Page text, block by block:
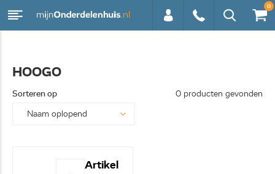
250628
0
HOOGO
Sorteren op 0 producten gevonden
Artikel